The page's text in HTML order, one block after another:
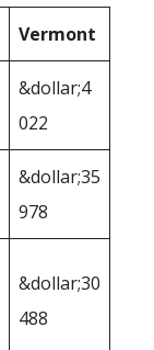
Vermont
&dollar;4
022
&dollar;35
978
&dollar;30
488